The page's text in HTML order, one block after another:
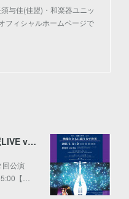
与佳(佳盟)・和楽器ユニッ
フィシャルホームページで
2026.06.12. 長須与佳 尺八・琵琶LIVE vol.2〜映像とともに織りなす世界〜
公演
【…